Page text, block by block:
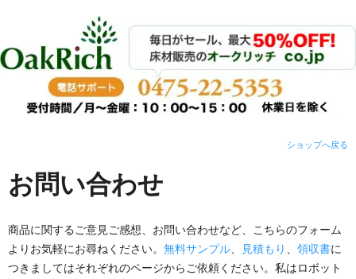
ショップへ戻る
お問い合わせ
商品に関するご意見ご感想、お問い合わせなど、こちらのフォーム
よりお気軽にお尋ねください。 無料サンプル 見積もり 領収書に
つきましてはそれぞれのページからご依頼ください。私はロボット